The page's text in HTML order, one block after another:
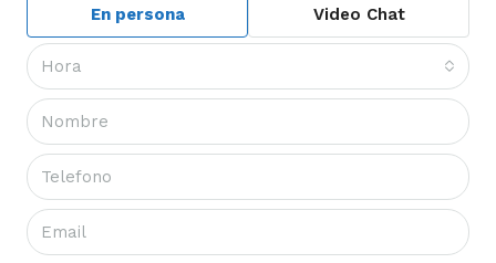
En persona Video Chat
Hora